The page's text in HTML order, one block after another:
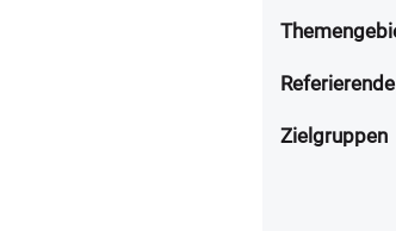
Referierende
Zielgruppen